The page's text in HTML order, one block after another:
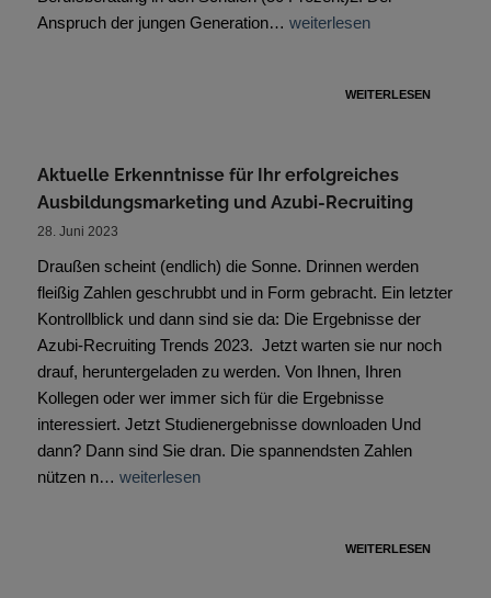
Anspruch der jungen Generation… weiterlesen
WEITERLESEN
Aktuelle Erkenntnisse für Ihr erfolgreiches
Ausbildungsmarketing und Azubi-Recruiting
28. Juni 2023
Draußen scheint (endlich) die Sonne. Drinnen werden
fleißig Zahlen geschrubbt und in Form gebracht. Ein letzter
Kontrollblick und dann sind sie da: Die Ergebnisse der
Azubi-Recruiting Trends 2023. Jetzt warten sie nur noch
drauf, heruntergeladen zu werden. Von Ihnen, Ihren
Kollegen oder wer immer sich für die Ergebnisse
interessiert. Jetzt Studienergebnisse downloaden Und
dann? Dann sind Sie dran. Die spannendsten Zahlen
nützen n… weiterlesen
WEITERLESEN